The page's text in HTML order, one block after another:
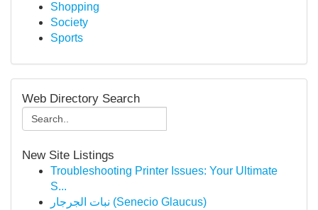
Shopping
Society
Sports
Web Directory Search
New Site Listings
Troubleshooting Printer Issues: Your Ultimate
S...
نبات الجرجار (Senecio Glaucus)